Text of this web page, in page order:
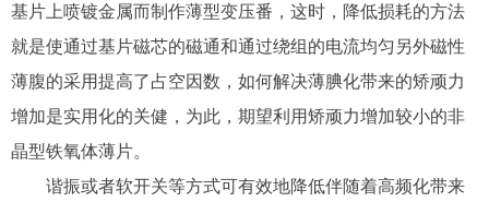
基片上喷镀金属而制作薄型变压番，这时，降低损耗的方法
就是使通过基片磁芯的磁通和通过绕组的电流均匀另外磁性
薄腹的采用提高了占空因数，如何解决薄腆化带来的矫顽力
增加是实用化的关健，为此，期望利用矫顽力增加较小的非
晶型铁氧体薄片。
谐振或者软开关等方式可有效地降低伴随着高频化带来